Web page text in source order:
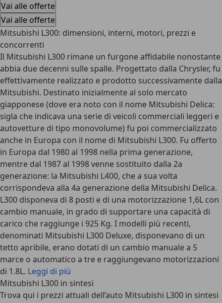
Vai alle offerte
Vai alle offerte
Mitsubishi L300: dimensioni, interni, motori, prezzi e
concorrenti
Il Mitsubishi L300 rimane un furgone affidabile nonostante
abbia due decenni sulle spalle. Progettato dalla Chrysler, fu
effettivamente realizzato e prodotto successivamente dalla
Mitsubishi. Destinato inizialmente al solo mercato
giapponese (dove era noto con il nome Mitsubishi Delica:
sigla che indicava una serie di veicoli commerciali leggeri e
autovetture di tipo monovolume) fu poi commercializzato
anche in Europa con il nome di Mitsubishi L300. Fu offerto
in Europa dal 1980 al 1998 nella prima generazione,
mentre dal 1987 al 1998 venne sostituito dalla 2a
generazione: la Mitsubishi L400, che a sua volta
corrispondeva alla 4a generazione della Mitsubishi Delica.
L300 disponeva di 8 posti e di una motorizzazione 1,6L con
cambio manuale, in grado di supportare una capacità di
carico che raggiunge i 925 Kg. I modelli più recenti,
denominati Mitsubishi L300 Deluxe, disponevano di un
tetto apribile, erano dotati di un cambio manuale a 5
marce o automatico a tre e raggiungevano motorizzazioni
di 1.8L. Leggi di più
Mitsubishi L300 in sintesi
Trova qui i prezzi attuali dell’auto Mitsubishi L300 in sintesi